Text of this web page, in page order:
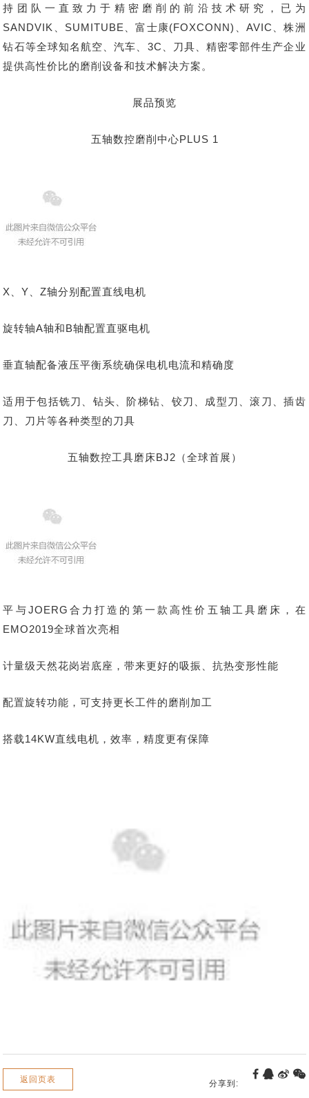
持团队一直致力于精密磨削的前沿技术研究，已为
SANDVIK、SUMITUBE、富士康(FOXCONN)、AVIC、株洲
钻石等全球知名航空、汽车、3C、刀具、精密零部件生产企业
提供高性价比的磨削设备和技术解决方案。
展品预览
五轴数控磨削中心PLUS 1
X、Y、Z轴分别配置直线电机
旋转轴A轴和B轴配置直驱电机
垂直轴配备液压平衡系统确保电机电流和精确度
适用于包括铣刀、钻头、阶梯钻、铰刀、成型刀、滚刀、插齿
刀、刀片等各种类型的刀具
五轴数控工具磨床BJ2（全球首展）
平与JOERG合力打造的第一款高性价五轴工具磨床，在
EMO2019全球首次亮相
计量级天然花岗岩底座，带来更好的吸振、抗热变形性能
配置旋转功能，可支持更长工件的磨削加工
搭载14KW直线电机，效率，精度更有保障
返回页表 分享到: